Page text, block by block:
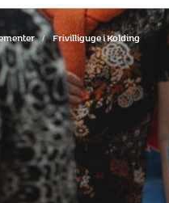
/ Frivilliguge i Kolding